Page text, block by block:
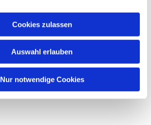
Cookies zulassen
Auswahl erlauben
Nur notwendige Cookies